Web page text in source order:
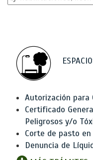
Autorización para
Certificado
Peligrosos y/o
Corte de pasto
Denuncia de